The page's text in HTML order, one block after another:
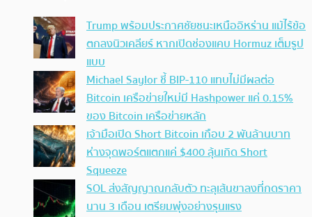
Trump พร้อมประกาศชัยชนะเหนืออิหร่าน แม้ไร้ข้อ
ตกลงนิวเคลียร์ หากเปิดช่องแคบ Hormuz เต็มรูป
แบบ
Michael Saylor ชี้ BIP-110 แทบไม่มีผลต่อ
Bitcoin เครือข่ายใหม่มี Hashpower แค่ 0.15%
ของ Bitcoin เครือข่ายหลัก
เจ้ามือเปิด Short Bitcoin เกือบ 2 พันล้านบาท
ห่างจุดพอร์ตแตกแค่ $400 ลุ้นเกิด Short
Squeeze
SOL ส่งสัญญาณกลับตัว ทะลุเส้นขาลงที่กดราคา
นาน 3 เดือน เตรียมพุ่งอย่างรุนแรง